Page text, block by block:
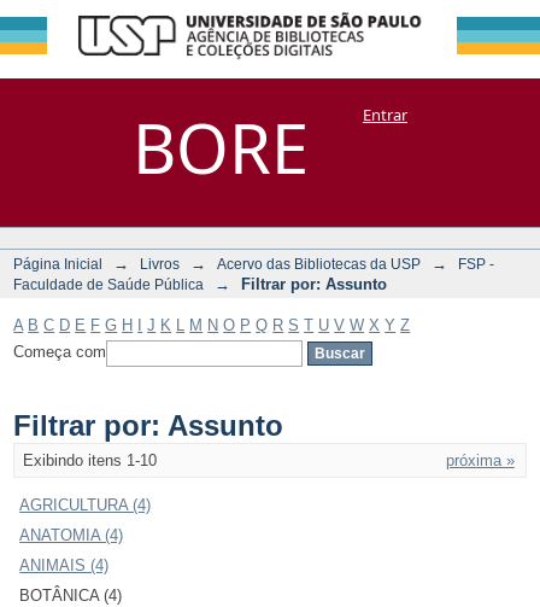
BORE
Filtrar por:
Assunto
DSpace/Manakin + CoriscoEntrar
Página Inicial → Livros → Acervo das Bibliotecas da USP →
FSP -
Faculdade de Saúde Pública
→ Filtrar por: Assunto
A B C D E F G H J K M N O P Q R S T U V W X Y Z
Começa com
Filtrar por: Assunto
Exibindo itens 1-10 próxima »
AGRICULTURA (4)
ANATOMIA (4)
ANIMAIS (4)
BOTÂNICA (4)